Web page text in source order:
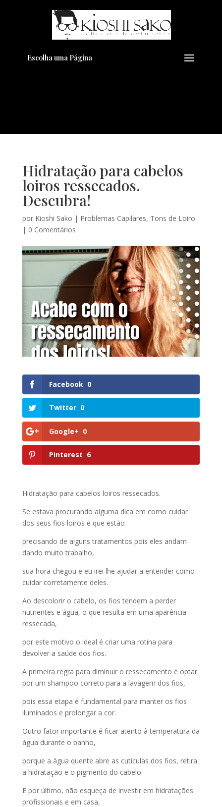
Escolha uma Página
Hidratação para cabelos
loiros ressecados.
Descubra!
por Kioshi Sako | Problemas Capilares, Tons de Loiro
| 0 Comentários
Facebook 0
Twitter 0
Google+ 0
Pinterest 6
Hidratação para cabelos loiros ressecados.
Se estava procurando alguma dica em como cuidar
dos seus fios loiros e que estão
precisando de alguns tratamentos pois eles andam
dando muito trabalho,
sua hora chegou e eu irei lhe ajudar a entender como
cuidar corretamente deles.
Ao descolorir o cabelo, os fios tendem a perder
nutrientes e água, o que resulta em uma aparência
ressecada,
por este motivo o ideal é criar uma rotina para
devolver a saúde dos fios.
A primeira regra para diminuir o ressecamento é optar
por um shampoo correto para a lavagem dos fios,
pois essa etapa é fundamental para manter os fios
iluminados e prolongar a cor.
Outro fator importante é ficar atento à temperatura da
água durante o banho,
porque a água quente abre as cutículas dos fios, retira
a hidratação e o pigmento do cabelo.
E por último, não esqueça de investir em hidratações
profissionais e em casa,
Pensando em transformar seu
Visual??